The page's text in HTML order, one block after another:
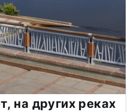
на других реках